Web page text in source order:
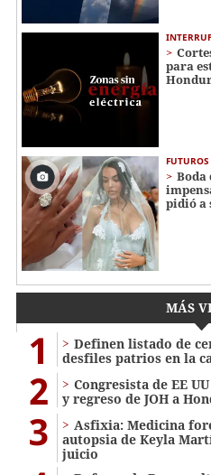
para
FUTUROS
Boda
pidió a
MÁS
1
Definen listado de
desfiles patrios en la
2
Congresista de EE
y regreso de JOH a
3
Asfixia: Medicina
autopsia de Keyla
juicio